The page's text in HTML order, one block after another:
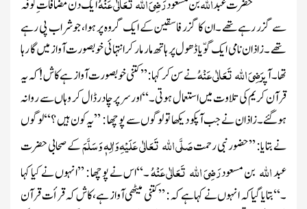
حضرت عبد بن مسعود
ایک دن مضافات ِکوفہ
سے گزر رہے تھے ۔ان کا گزر فاسقین کے ایک گروہ پر ہوا، جو شراب پی رہے
تھے ۔زاذان نامی ایک گوّیا ڈھول پر ہاتھ مار مار کر انتہائی خوبصورت آواز میں گا رہا
تھا ۔آپرَضِیَ اللہ تَعَالٰی عَنْہُنے سن کر کہا : ’’کتنی خوبصورت آواز ہے کاش!کہ یہ
قرآن کریم کی تلاوت میں استعمال ہوتی ۔‘‘اورسر پر چادر ڈال کر وہاں سے روانہ
ہوگئے۔زاذان نے جب آپکو دیکھا تو لوگوں سے پوچھا : ’’یہ کون ہیں ؟‘‘لوگوں
نے بتایا : ’’ حضورنبی رحمتصَلَّی اللہ تَعَالٰی عَلَیْہِ وَاٰلِہٖ وَسَلَّمَکے صحابی حضرت
عبداللہ بن مسعودرَضِیَ اللہ تَعَالٰی عَنْہُ۔‘‘اس نے پوچھا : ’’انہوں نے کیا کہا
۔‘‘بتایا گیا کہ انہوں نے کہا ہے کہ : ’’کتنی میٹھی آواز ہے، کاش کہ قرأت قرآن